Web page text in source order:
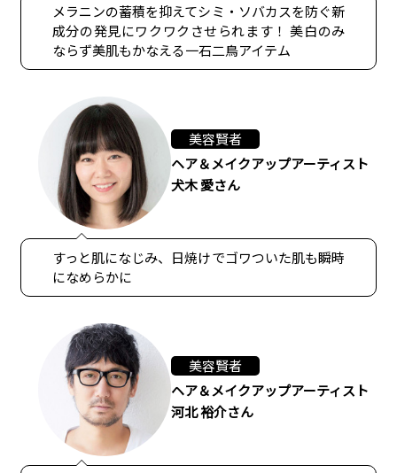
メラニンの蓄積を抑えてシミ・ソバカスを防ぐ新
成分の発見にワクワクさせられます！ 美白のみ
ならず美肌もかなえる一石二鳥アイテム
美容賢者
ヘア＆メイクアップアーティスト
犬木 愛さん
すっと肌になじみ、日焼けでゴワついた肌も瞬時
になめらかに
美容賢者
ヘア＆メイクアップアーティスト
河北 裕介さん